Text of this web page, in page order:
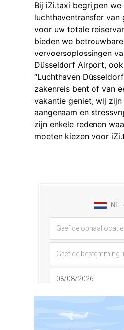
Bij iZi.taxi begrijpen we
luchthaventransfer van
voor uw totale
bieden we
vervoersoplossingen
Düsseldorf Airport,
“Luchthaven
zakenreis bent of van
vakantie geniet, wij
aangenaam en
zijn enkele redenen
moeten kiezen voor